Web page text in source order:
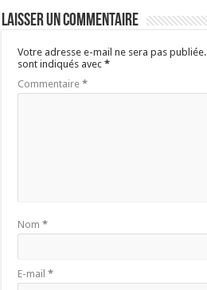
Laisser un commentaire
Votre adresse e-mail ne sera pas publiée.
sont indiqués avec*
Commentaire*
Nom*
E-mail*